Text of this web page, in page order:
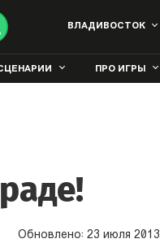
ВЛАДИВОСТОК
ПРО ИГРЫ
Обновлено: 23 июля 2013